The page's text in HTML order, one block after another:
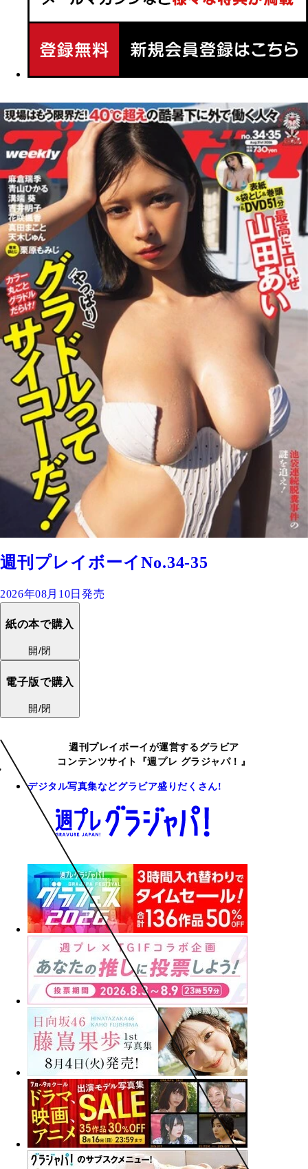
週刊プレイボーイNo.34-35
2026年08月10日発売
紙の本で購入
開/閉
電子版で購入
開/閉
週刊プレイボーイが運営するグラビア
コンテンツサイト『週プレ グラジャパ！』
デジタル写真集などグラビア盛りだくさん!